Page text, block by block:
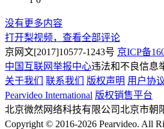
没有更多内容
打开梨视频，查看全部评论
京网文[2017]10577-1243号 京ICP备
中国互联网举报中心违法和不良信息
关于我们
联系我们 版权声明 用户协
Pearvideo International 版权销售平台
北京微然网络科技有限公司北京市朝
Copyright © 2016-2026 Pearvideo. All